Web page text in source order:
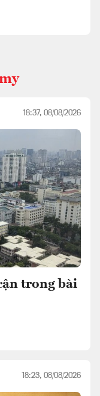
18:37, 08/08/2026
trong bài
18:23, 08/08/2026